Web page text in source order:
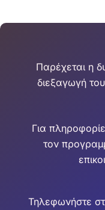
Παρέχεται η
διεξαγωγή
Για
τον
Τηλεφωνήστε